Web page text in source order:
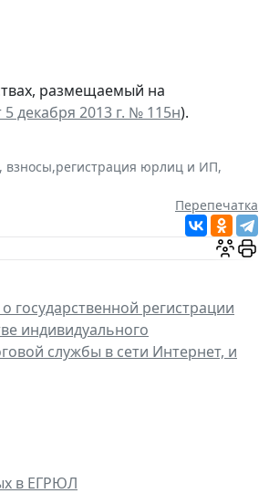
размещаемый на
декабря 2013 г. № 115н).
взносы,регистрация юрлиц и ИП,
Перепечатка
государственной регистрации
индивидуального
службы в сети Интернет, и
в ЕГРЮЛ